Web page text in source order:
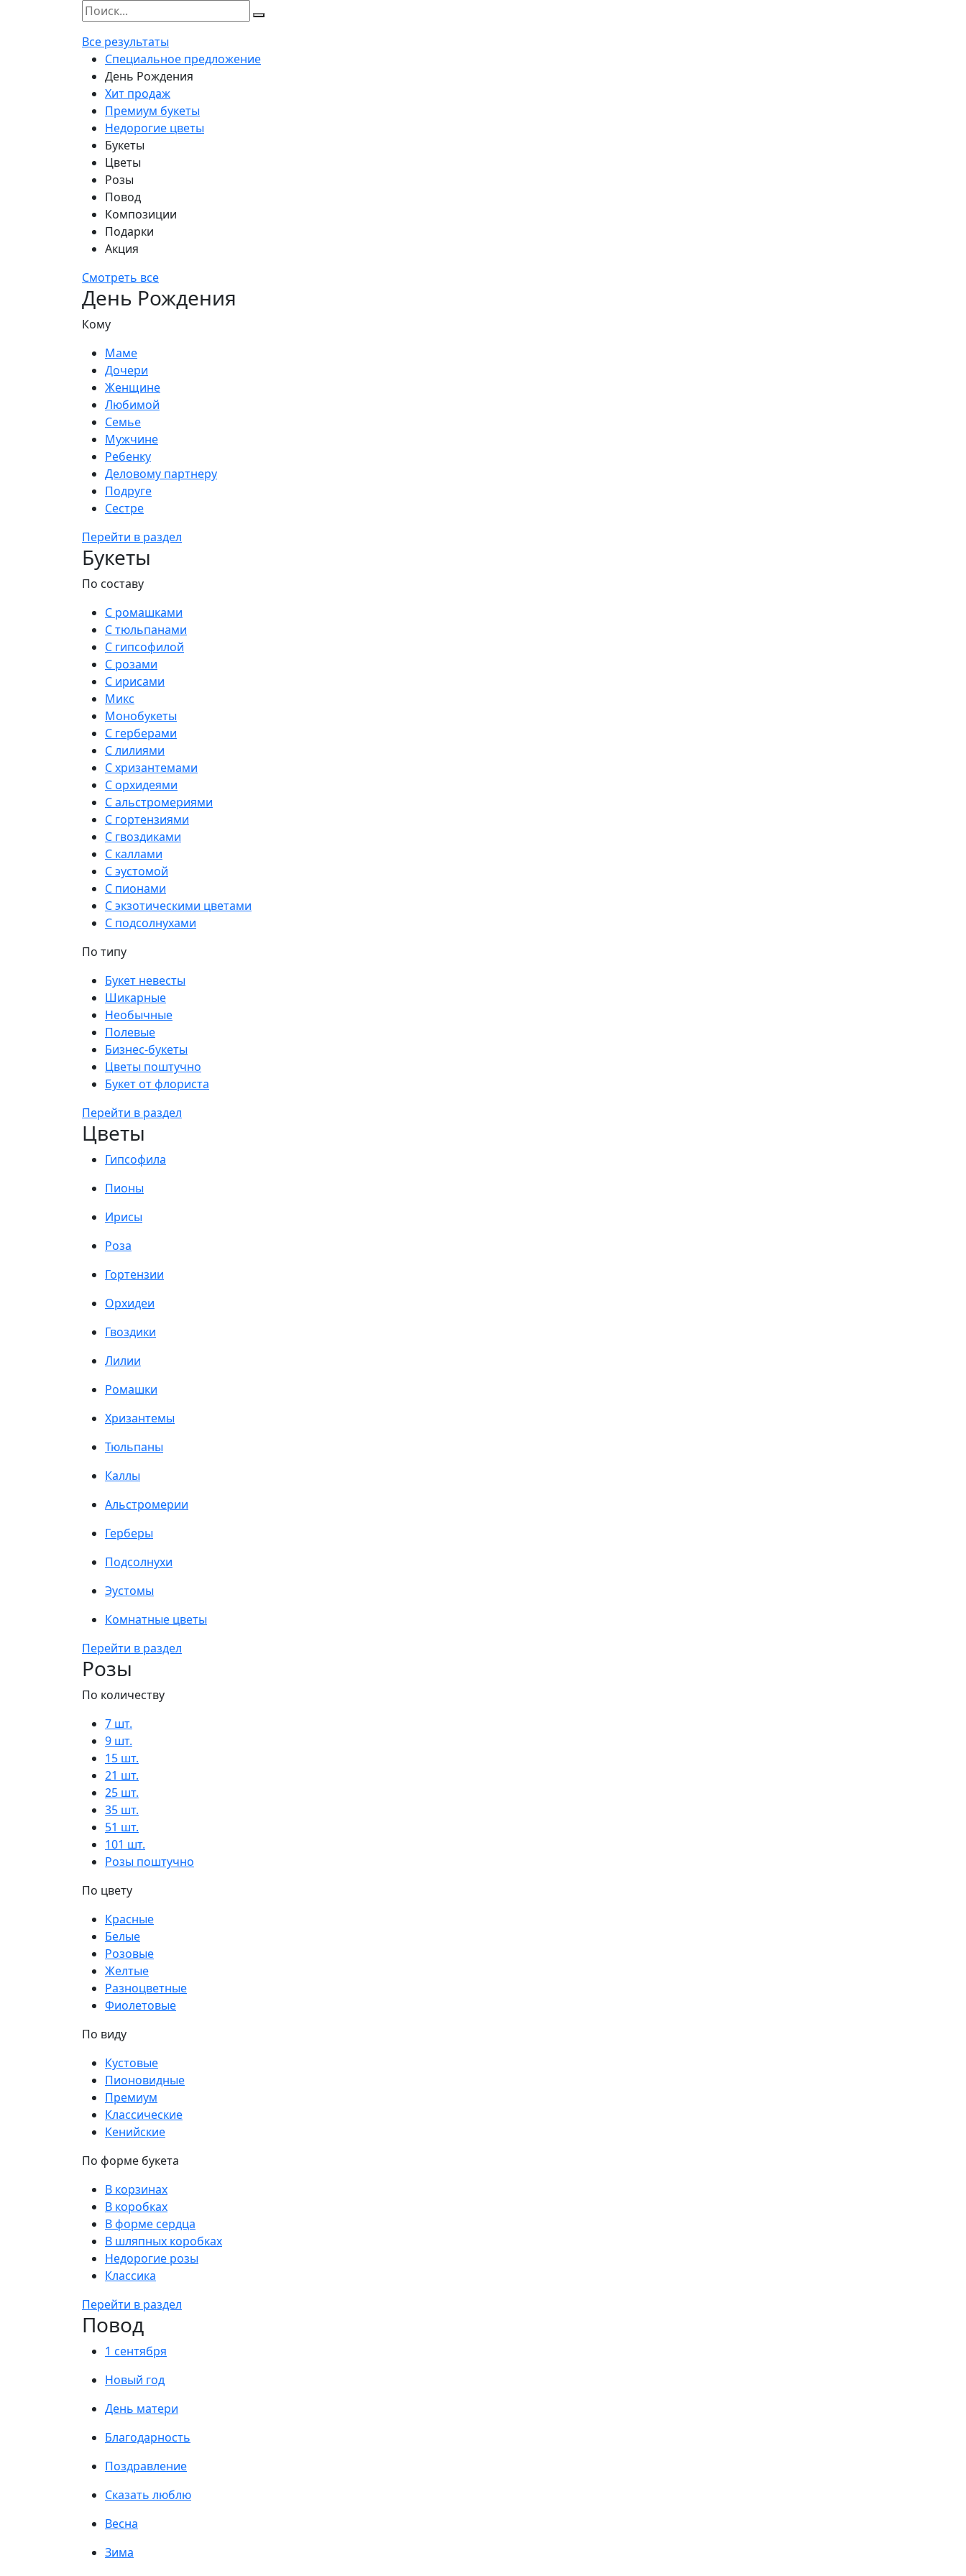
Все результаты
Специальное предложение
День Рождения
Хит продаж
Премиум букеты
Недорогие цветы
Букеты
Цветы
Розы
Повод
Композиции
Подарки
Акция
Смотреть все
День Рождения
Кому
Маме
Дочери
Женщине
Любимой
Семье
Мужчине
Ребенку
Деловому партнеру
Подруге
Сестре
Перейти в раздел
Букеты
По составу
С ромашками
С тюльпанами
С гипсофилой
С розами
С ирисами
Микс
Монобукеты
С герберами
С лилиями
С хризантемами
С орхидеями
С альстромериями
С гортензиями
С гвоздиками
С каллами
С эустомой
С пионами
С экзотическими цветами
С подсолнухами
По типу
Букет невесты
Шикарные
Необычные
Полевые
Бизнес-букеты
Цветы поштучно
Букет от флориста
Перейти в раздел
Цветы
Гипсофила
Пионы
Ирисы
Роза
Гортензии
Орхидеи
Гвоздики
Лилии
Ромашки
Хризантемы
Тюльпаны
Каллы
Альстромерии
Герберы
Подсолнухи
Эустомы
Комнатные цветы
Перейти в раздел
Розы
По количеству
7 шт.
9 шт.
15 шт.
21 шт.
25 шт.
35 шт.
51 шт.
101 шт.
Розы поштучно
По цвету
Красные
Белые
Розовые
Желтые
Разноцветные
Фиолетовые
По виду
Кустовые
Пионовидные
Премиум
Классические
Кенийские
По форме букета
В корзинах
В коробках
В форме сердца
В шляпных коробках
Недорогие розы
Классика
Перейти в раздел
Повод
1 сентября
Новый год
День матери
Благодарность
Поздравление
Сказать люблю
Весна
Зима